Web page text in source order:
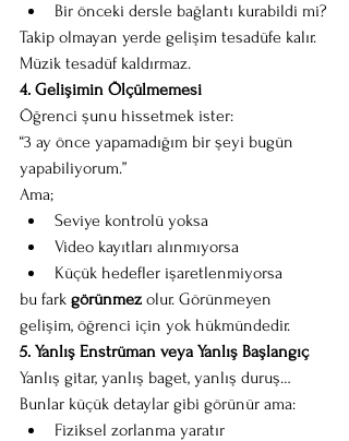
Bir önceki dersle bağlantı kurabildi mi?
Takip olmayan yerde gelişim tesadüfe kalır.
Müzik tesadüf kaldırmaz.
4. Gelişimin Ölçülmemesi
Öğrenci şunu hissetmek ister:
“3 ay önce yapamadığım bir şeyi bugün
yapabiliyorum.”
Ama;
Seviye kontrolü yoksa
Video kayıtları alınmıyorsa
Küçük hedefler işaretlenmiyorsa
bu fark görünmez olur. Görünmeyen
gelişim, öğrenci için yok hükmündedir.
5. Yanlış Enstrüman veya Yanlış Başlangıç
Yanlış gitar, yanlış baget, yanlış duruş…
Bunlar küçük detaylar gibi görünür ama:
Fiziksel zorlanma yaratır